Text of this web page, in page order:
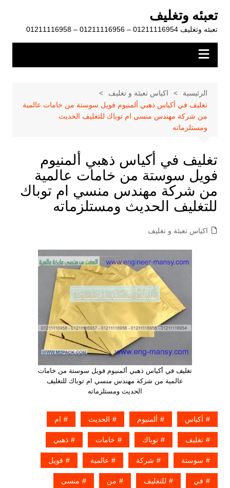
المحتوى
تعبئه وتغليف
تعبئه وتغليف 01211116954 – 01211116956 – 01211116958
الرئيسية
اكياس تعبئة و تغليف
تغليف في أكياس ذهبي ألمنيوم فويل سوستة من خامات عالمية
من شركة مهندس منسي ام توباك للتغليف الحديث
ومستلزماته
تغليف في أكياس ذهبي ألمنيوم
فويل سوستة من خامات عالمية
من شركة مهندس منسي ام توباك
للتغليف الحديث ومستلزماته
اكياس تعبئة و تغليف
تغليف في أكياس ذهبي ألمنيوم فويل سوستة من خامات
عالمية من شركة مهندس منسي ام توباك للتغليف
الحديث ومستلزماته
أكياس ألمنيوم الحديث ام
تغليف توباك خامات ذهبي
سوستة شركة عالمية فويل
في للتغليف من منسي